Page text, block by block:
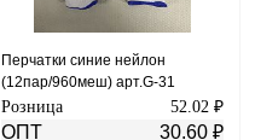
Перчатки синие нейлон
(12пар/960меш) арт.G-31
Розница 52.02 ₽
ОПТ 30.60 ₽